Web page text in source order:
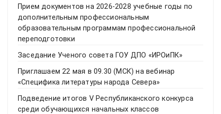
Прием документов на 2026-2028 учебные годы по
дополнительным профессиональным
образовательным программам профессиональной
переподготовки
Заседание Ученого совета ГОУ ДПО «ИРОиПК»
Приглашаем 22 мая в 09.30 (МСК) на вебинар
«Специфика литературы народа Севера»
Подведение итогов V Республиканского конкурса
среди обучающихся начальных классов